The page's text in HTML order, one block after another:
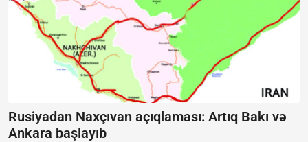
Rusiyadan Naxçıvan açıqlaması: Artıq Bakı və
Ankara başlayıb